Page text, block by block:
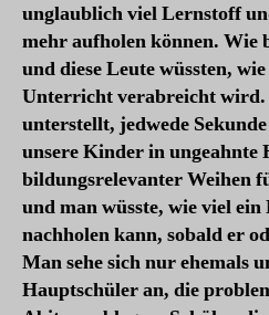
unglaublich viel Lernstoff
mehr aufholen können. Wie
und diese Leute wüssten,
Unterricht verabreicht
unterstellt, jedwede
unsere Kinder in ungeahnte
bildungsrelevanter Weihen
und man wüsste, wie viel ein
nachholen kann, sobald er
Man sehe sich nur ehemals
Hauptschüler an, die